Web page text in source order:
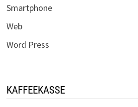
Smartphone
Web
Word Press
KAFFEEKASSE